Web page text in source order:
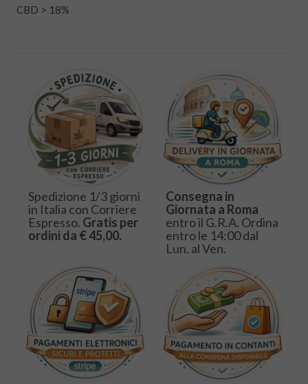
CBD > 18%
Spedizione 1/3 giorni
in Italia con Corriere
Espresso. Gratis per
ordini da € 45,00.
Consegna in
Giornata a Roma
entro il G.R.A. Ordina
entro le 14:00 dal
Lun. al Ven.